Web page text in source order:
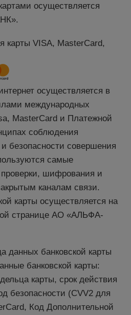
осуществляется
карты VISA, MasterCard,
осуществляется в
международных
MasterCard и Платежной
соблюдения
безопасности совершения
самые
шифрования и
каналам связи.
карты осуществляется на
странице АО «АЛЬФА-
данных банковской карты
банковской карты:
карты, срок действия
безопасности (CVV2 для
Код Дополнительной